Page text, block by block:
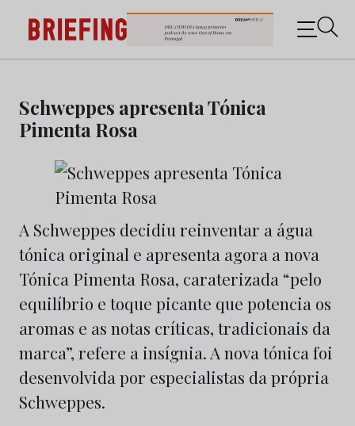
content
Briefing: Todas as notícias sobre os negócios do
Marketing e da Publicidade
Schweppes apresenta Tónica
Pimenta Rosa
A Schweppes decidiu reinventar a água
tónica original e apresenta agora a nova
Tónica Pimenta Rosa, caraterizada “pelo
equilíbrio e toque picante que potencia os
aromas e as notas críticas, tradicionais da
marca”, refere a insígnia. A nova tónica foi
desenvolvida por especialistas da própria
Schweppes.